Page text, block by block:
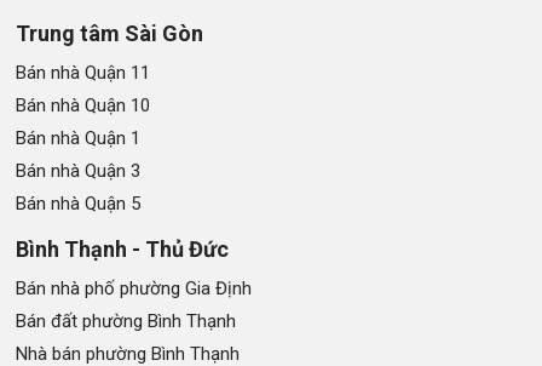
Trung tâm Sài Gòn
Bán nhà Quận 11
Bán nhà Quận 10
Bán nhà Quận 1
Bán nhà Quận 3
Bán nhà Quận 5
Bình Thạnh - Thủ Đức
Bán nhà phố phường Gia Định
Bán đất phường Bình Thạnh
Nhà bán phường Bình Thạnh